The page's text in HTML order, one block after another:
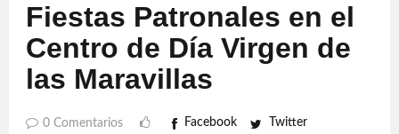
Fiestas Patronales en el
Centro de Día Virgen de
las Maravillas
0 Comentarios Facebook Twitter